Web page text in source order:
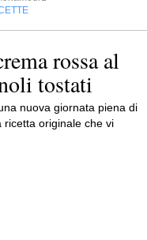
rossa al
tostati
nuova giornata piena di
ricetta originale che vi